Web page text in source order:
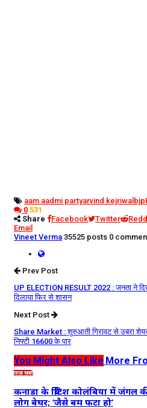
aam aadmi partyarvind kejriwal bjp
0 531
Share
Facebook Twitter
Email
Vineet Verma 35525 posts 0
Prev Post
UP ELECTION RESULT 2022 : जनता ने
दिलाया फिर से शासन
Next Post
Share Market : शुरुआती गिरावट से उबरा
निफ्टी 16600 के पार
You Might Also Like More
ताज़ा खबरें
कनाडा के ब्रिटिश कोलंबिया में
लोग बेघर; ‘जैसे बम फटा हो’